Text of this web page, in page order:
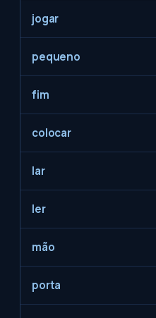
jogar
pequeno
fim
colocar
lar
ler
mão
porta